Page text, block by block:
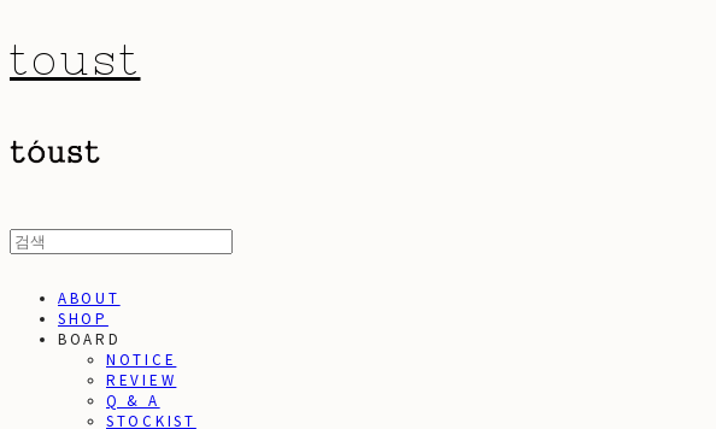
toust
ABOUT
SHOP
BOARD
NOTICE
REVIEW
Q & A
STOCKIST